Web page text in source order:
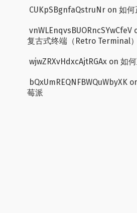
CUKpSBgnfaQstruNron 如何
vnWLEnqvsBUORncSYwCfeV
复古式终端（Retro Terminal）
wjwZRXvHdxcAjtRGAx on 如
bQxUmREQNFBWQuWbyXK
莓派